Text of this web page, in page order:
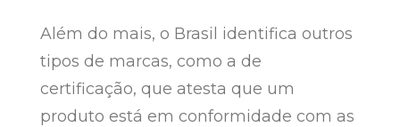
Além do mais, o Brasil identifica outros
tipos de marcas, como a de
certificação, que atesta que um
produto está em conformidade com as